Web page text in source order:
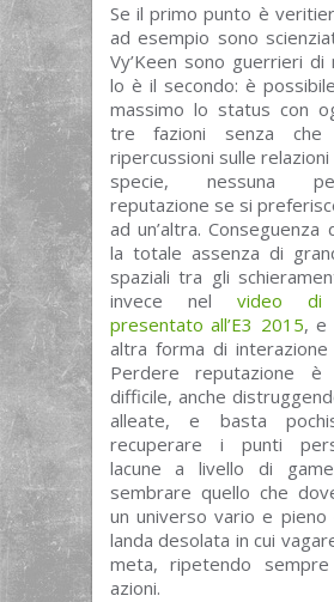
Se il primo punto è
ad esempio sono
Vy’Keen sono guerrieri di
lo è il secondo: è
massimo lo status con
tre fazioni senza che
ripercussioni sulle
specie, nessuna
reputazione se si
ad un’altra.
la totale assenza di
spaziali tra gli
invece nel video di
presentato all’E3 2015, e
altra forma di
Perdere reputazione
difficile, anche
alleate, e basta
recuperare i punti
lacune a livello di
sembrare quello che
un universo vario e pieno
landa desolata in cui
meta, ripetendo
azioni.